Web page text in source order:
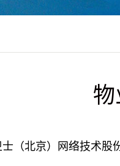
（北京）网络技术